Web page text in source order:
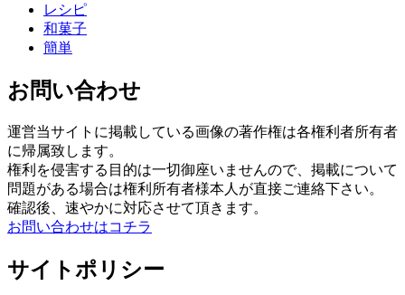
レシピ
和菓子
簡単
お問い合わせ
運営当サイトに掲載している画像の著作権は各権利者所有者
に帰属致します。
権利を侵害する目的は一切御座いませんので、掲載について
問題がある場合は権利所有者様本人が直接ご連絡下さい。
確認後、速やかに対応させて頂きます。
お問い合わせはコチラ
サイトポリシー